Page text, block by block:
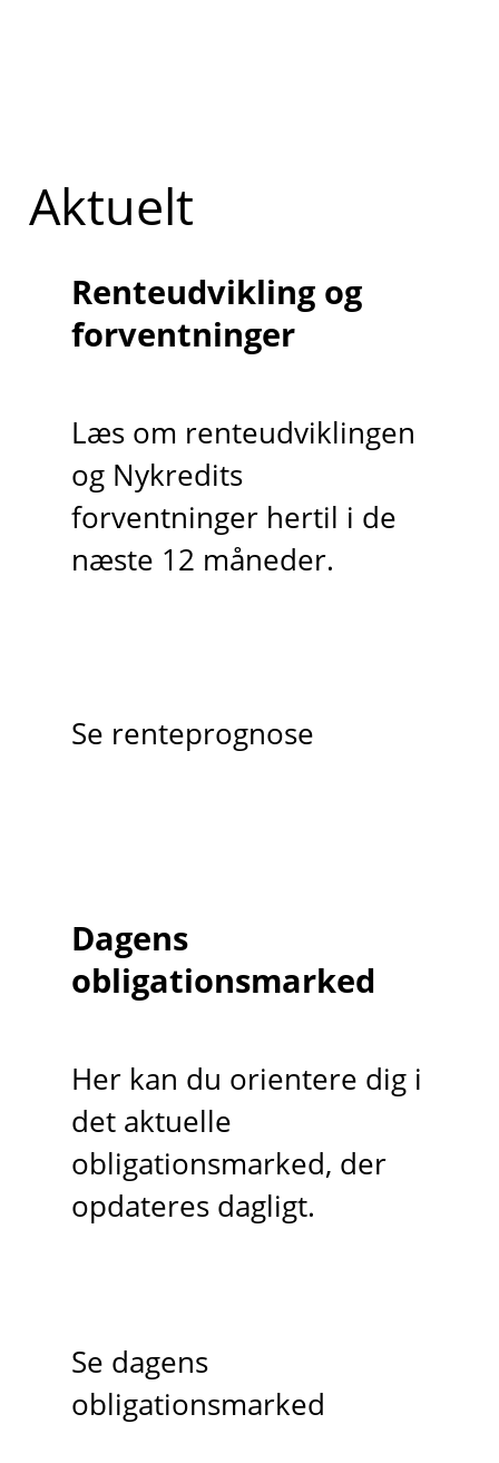
Aktuelt
Renteudvikling og
forventninger
Læs om renteudviklingen
og Nykredits
forventninger hertil i de
næste 12 måneder.
Se renteprognose
Dagens
obligationsmarked
Her kan du orientere dig i
det aktuelle
obligationsmarked, der
opdateres dagligt.
Se dagens
obligationsmarked